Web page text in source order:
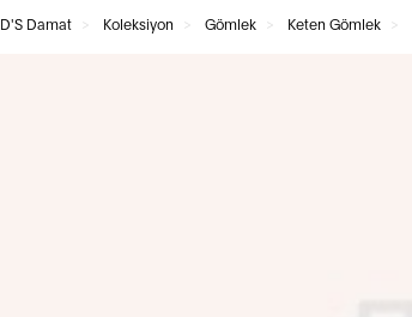
D'S Damat Koleksiyon Gömlek Keten Gömlek